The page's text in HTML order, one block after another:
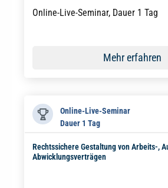
Online-Live-Seminar, Dauer 1 Tag
Mehr erfahren
Online-Live-Seminar
Dauer 1 Tag
Rechtssichere Gestaltung von Arbeits-,
Abwicklungsverträgen